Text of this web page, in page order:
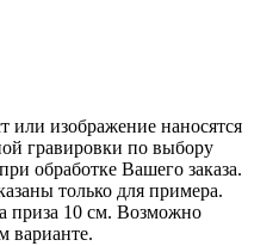
или изображение наносятся
гравировки по выбору
обработке Вашего заказа.
только для примера.
приза 10 см. Возможно
варианте.